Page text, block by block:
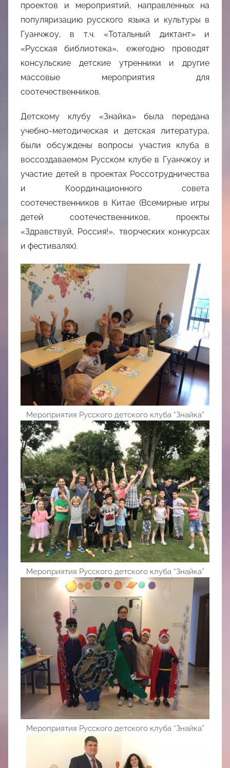
проектов и мероприятий, направленных на
популяризацию русского языка и культуры в
Гуанчжоу, в т.ч. «Тотальный диктант» и
«Русская библиотека», ежегодно проводят
консульские детские утренники и другие
массовые мероприятия для
соотечественников.
Детскому клубу «Знайка» была передана
учебно-методическая и детская литература,
были обсуждены вопросы участия клуба в
воссоздаваемом Русском клубе в Гуанчжоу и
участие детей в проектах Россотрудничества
и Координационного совета
соотечественников в Китае (Всемирные игры
детей соотечественников, проекты
«Здравствуй, Россия!», творческих конкурсах
и фестивалях).
Мероприятия Русского детского клуба “Знайка”
Мероприятия Русского детского клуба “Знайка”
Мероприятия Русского детского клуба “Знайка”